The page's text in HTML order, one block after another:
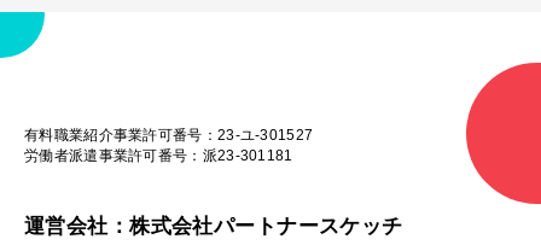
有料職業紹介事業許可番号：23-ユ-301527
労働者派遣事業許可番号：派23-301181
運営会社：株式会社パートナースケッチ